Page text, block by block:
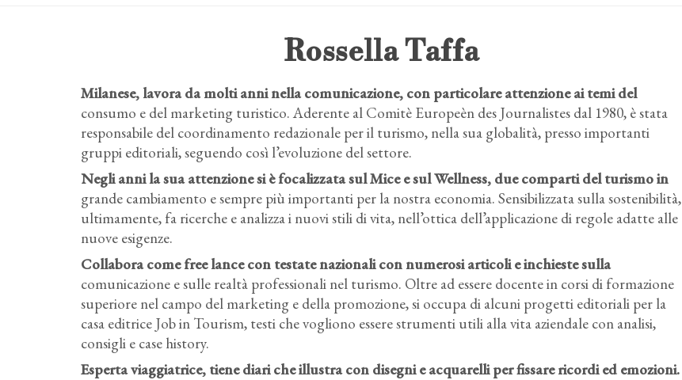
Rossella Taffa
Milanese, lavora da molti anni nella comunicazione, con particolare attenzione ai temi del
consumo e del marketing turistico. Aderente al Comitè Europeèn des Journalistes dal 1980, è stata
responsabile del coordinamento redazionale per il turismo, nella sua globalità, presso importanti
gruppi editoriali, seguendo così l’evoluzione del settore.
Negli anni la sua attenzione si è focalizzata sul Mice e sul Wellness, due comparti del turismo in
grande cambiamento e sempre più importanti per la nostra economia. Sensibilizzata sulla sostenibilità,
ultimamente, fa ricerche e analizza i nuovi stili di vita, nell’ottica dell’applicazione di regole adatte alle
nuove esigenze.
Collabora come free lance con testate nazionali con numerosi articoli e inchieste sulla
comunicazione e sulle realtà professionali nel turismo. Oltre ad essere docente in corsi di formazione
superiore nel campo del marketing e della promozione, si occupa di alcuni progetti editoriali per la
casa editrice Job in Tourism, testi che vogliono essere strumenti utili alla vita aziendale con analisi,
consigli e case history.
Esperta viaggiatrice, tiene diari che illustra con disegni e acquarelli per fissare ricordi ed emozioni.